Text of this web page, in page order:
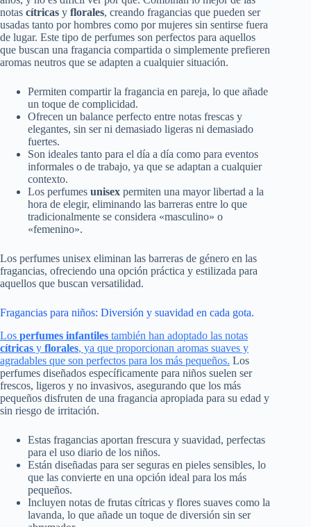
notas cítricas y florales, creando fragancias que pueden ser
usadas tanto por hombres como por mujeres sin sentirse fuera
de lugar. Este tipo de perfumes son perfectos para aquellos
que buscan una fragancia compartida o simplemente prefieren
aromas neutros que se adapten a cualquier situación.
Permiten compartir la fragancia en pareja, lo que añade
un toque de complicidad.
Ofrecen un balance perfecto entre notas frescas y
elegantes, sin ser ni demasiado ligeras ni demasiado
fuertes.
Son ideales tanto para el día a día como para eventos
informales o de trabajo, ya que se adaptan a cualquier
contexto.
Los perfumes unisex permiten una mayor libertad a la
hora de elegir, eliminando las barreras entre lo que
tradicionalmente se considera «masculino» o
«femenino».
Los perfumes unisex eliminan las barreras de género en las
fragancias, ofreciendo una opción práctica y estilizada para
aquellos que buscan versatilidad.
Fragancias para niños: Diversión y suavidad en cada gota.
Los perfumes infantiles también han adoptado las notas
cítricas y florales, ya que proporcionan aromas suaves y
agradables que son perfectos para los más pequeños. Los
perfumes diseñados específicamente para niños suelen ser
frescos, ligeros y no invasivos, asegurando que los más
pequeños disfruten de una fragancia apropiada para su edad y
sin riesgo de irritación.
Estas fragancias aportan frescura y suavidad, perfectas
para el uso diario de los niños.
Están diseñadas para ser seguras en pieles sensibles, lo
que las convierte en una opción ideal para los más
pequeños.
Incluyen notas de frutas cítricas y flores suaves como la
lavanda, lo que añade un toque de diversión sin ser